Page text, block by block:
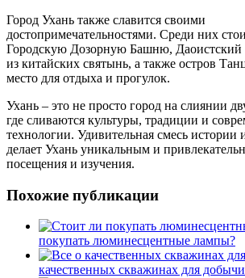
Город Ухань также славится своими
достопримечательностями. Среди них
Городскую Дозорную Башню, Даоистский
из китайских святынь, а также остров
место для отдыха и прогулок.
Ухань – это не просто город на слиянии
где сливаются культуры, традиции и
технологии. Удивительная смесь истории
делает Ухань уникальным и
посещения и изучения.
Похожие публикации
покупать люминесцентные лампы?
качественных скважинах для